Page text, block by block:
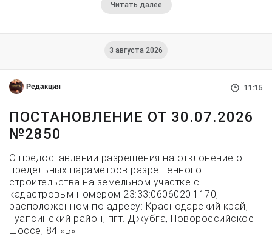
Читать далее
3 августа 2026
Редакция 11:15
ПОСТАНОВЛЕНИЕ ОТ 30.07.2026
№2850
О предоставлении разрешения на отклонение от
предельных параметров разрешенного
строительства на земельном участке с
кадастровым номером 23:33:0606020:1170,
расположенном по адресу: Краснодарский край,
Туапсинский район, пгт. Джубга, Новороссийское
шоссе, 84 «Б»